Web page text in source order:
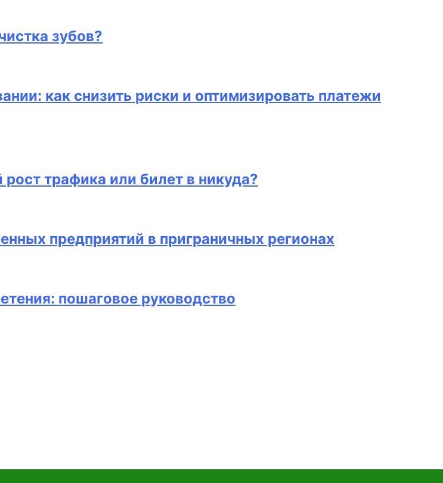
зубов?
как снизить риски и оптимизировать платежи
трафика или билет в никуда?
предприятий в приграничных регионах
пошаговое руководство